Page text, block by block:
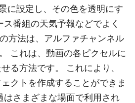
に設定し、その色を透明にす
番組の天気予報などでよく
方法は、アルファチャンネル
これは、動画の各ピクセルに
る方法です。 これにより、
クトを作成することができま
はさまざまな場面で利用され